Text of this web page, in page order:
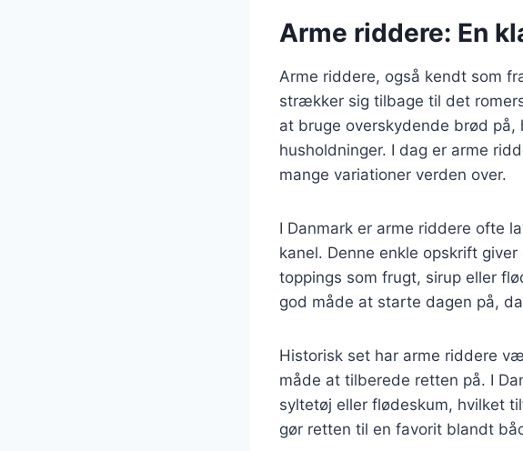
Arme riddere: En
Arme riddere, også kendt som
strækker sig tilbage til det
at bruge overskydende brød
husholdninger. I dag er arme
mange variationer verden over.
I Danmark er arme riddere ofte
kanel. Denne enkle opskrift
toppings som frugt, sirup eller
god måde at starte dagen på,
Historisk set har arme riddere
måde at tilberede retten på. I
syltetøj eller flødeskum, hvilket
gør retten til en favorit blandt